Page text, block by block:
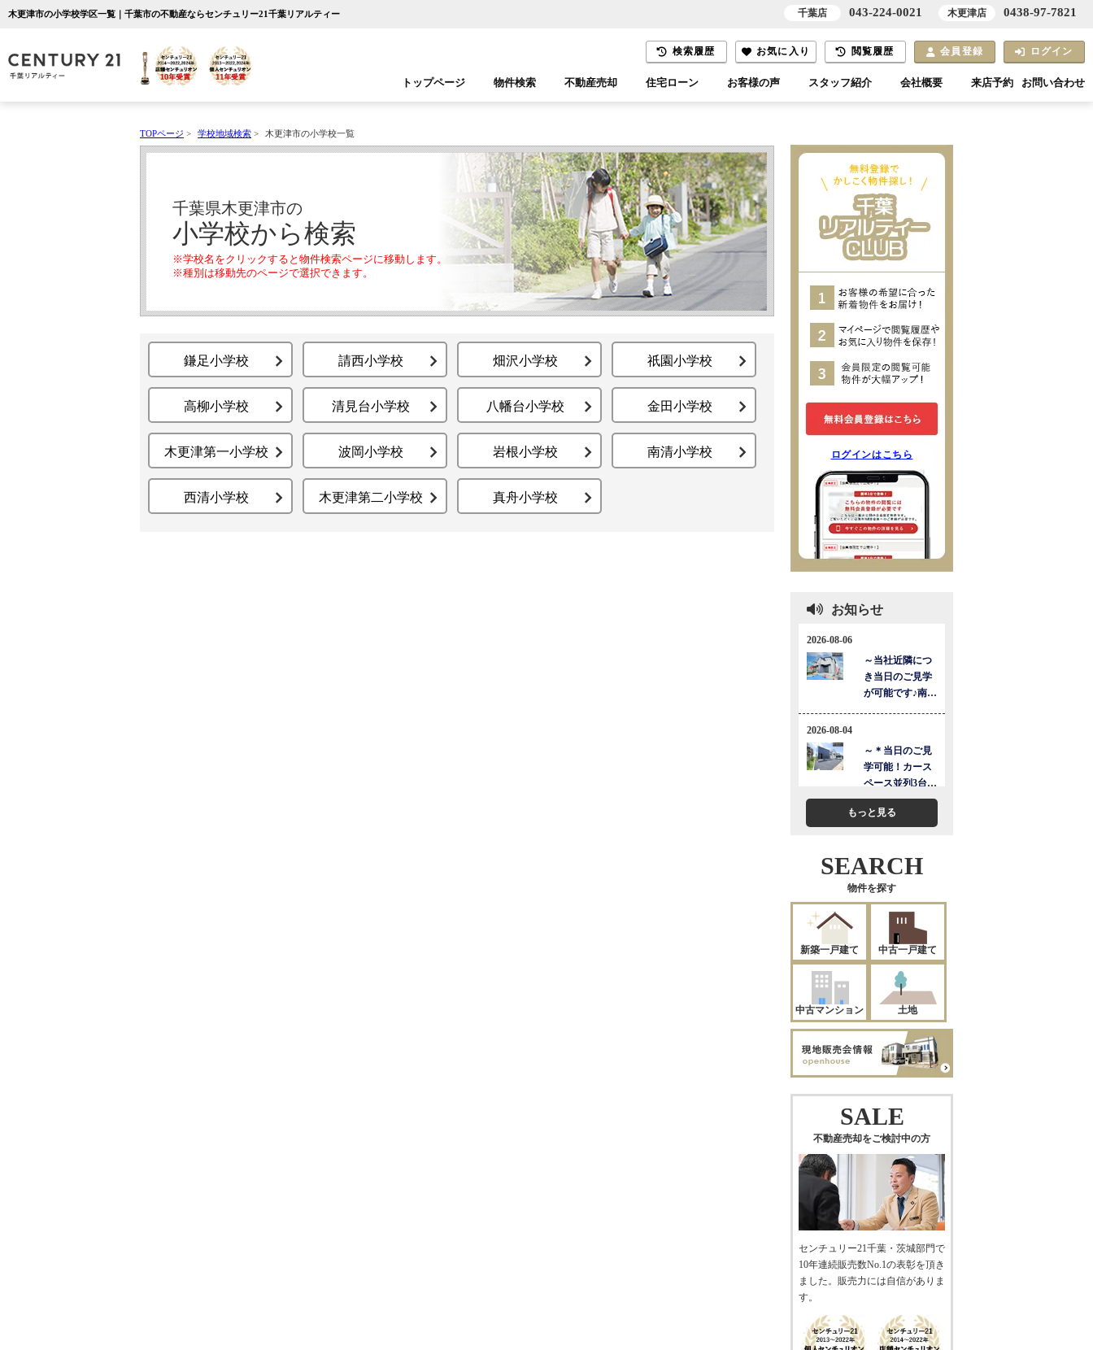
木更津市の小学校学区一覧｜千葉市の不動産ならセンチュリー21千葉リアルティー
検索履歴 お気に入り 閲覧履歴 会員登録 ログイン
トップページ 物件検索 不動産売却 住宅ローン お客様の声 スタッフ紹介 会社概要 来店予約 お問い合わせ
TOPページ > 学校地域検索 > 木更津市の小学校一覧
千葉県木更津市の
小学校から検索
※学校名をクリックすると物件検索ページに移動します。
※種別は移動先のページで選択できます。
鎌足小学校 請西小学校 畑沢小学校 祇園小学校
高柳小学校 清見台小学校 八幡台小学校 金田小学校
木更津第一小学校 波岡小学校 岩根小学校 南清小学校
西清小学校 木更津第二小学校 真舟小学校
ログインはこちら
お知らせ
もっと見る
SEARCH
物件を探す
新築一戸建て 中古一戸建て
中古マンション 土地
SALE
不動産売却をご検討中の方
センチュリー21千葉・茨城部門で
10年連続販売数No.1の表彰を頂き
ました。販売力には自信がありま
す。
千葉店 043-224-0021 木更津店 0438-97-7821